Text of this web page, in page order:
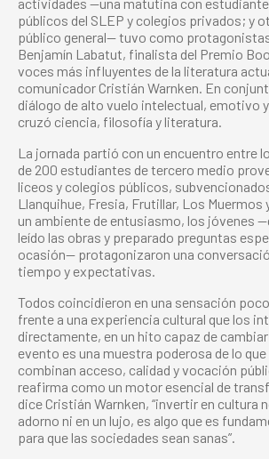
actividades —una matutina con
públicos del SLEP y colegios privados; y
público general— tuvo como
Benjamín Labatut, finalista del Premio
voces más influyentes de la literatura
comunicador Cristián Warnken. En
diálogo de alto vuelo intelectual, emotivo
cruzó ciencia, filosofía y literatura.
La jornada partió con un encuentro entre
de 200 estudiantes de tercero medio
liceos y colegios públicos,
Llanquihue, Fresia, Frutillar, Los Muermos
un ambiente de entusiasmo, los jóvenes
leído las obras y preparado preguntas
ocasión— protagonizaron una
tiempo y expectativas.
Todos coincidieron en una sensación
frente a una experiencia cultural que los
directamente, en un hito capaz de
evento es una muestra poderosa de lo
combinan acceso, calidad y vocación
reafirma como un motor esencial de
dice Cristián Warnken, “invertir en cultura
adorno ni en un lujo, es algo que es
para que las sociedades sean sanas”.